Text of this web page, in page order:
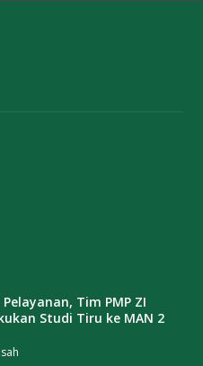
Tim PMP ZI
Studi Tiru ke MAN 2